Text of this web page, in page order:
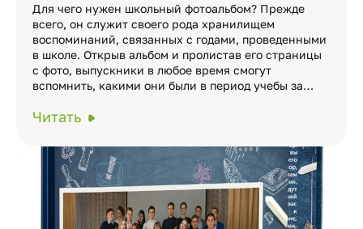
Для чего нужен школьный фотоальбом? Прежде
всего, он служит своего рода хранилищем
воспоминаний, связанных с годами, проведенными
в школе. Открыв альбом и пролистав его страницы
с фото, выпускники в любое время смогут
вспомнить, какими они были в период учебы за…
Читать